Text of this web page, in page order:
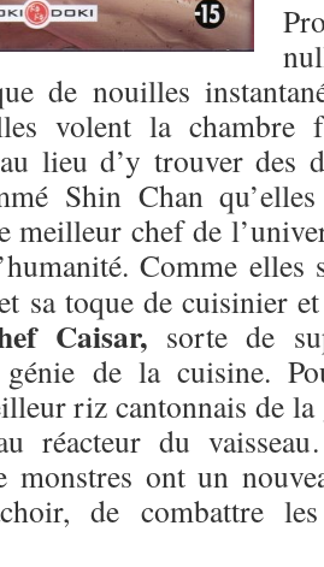
de nouilles
volent la chambre
lieu d’y trouver des
Shin Chan
meilleur chef de
Comme elles
sa toque de cuisinier
Caisar, sorte de
génie de la cuisine.
riz cantonnais de
réacteur du
monstres ont un
de combattre